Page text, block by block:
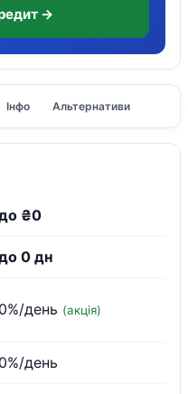
→
Інфо Альтернативи
₴0
0 дн
0%/день (акція)
0%/день